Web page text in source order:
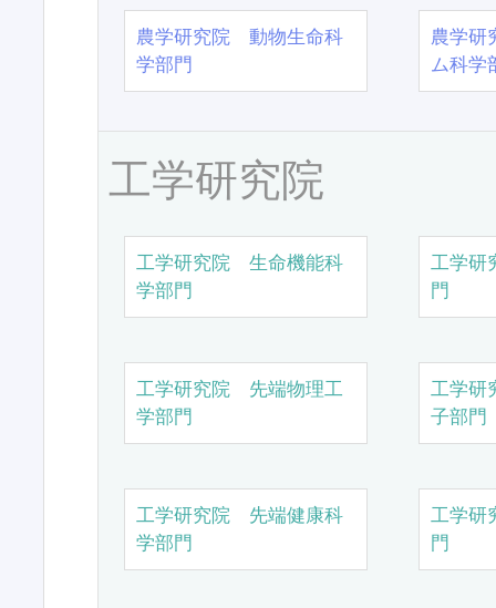
農学研究院 動物生命科
学部門
農学
ム科学
工学研究院
工学研究院 生命機能科
学部門
工学研
門
工学研究院 先端物理工
学部門
工学研
子部門
工学研究院 先端健康科
学部門
工学研
門